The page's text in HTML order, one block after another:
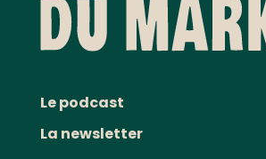
Le podcast
La newsletter